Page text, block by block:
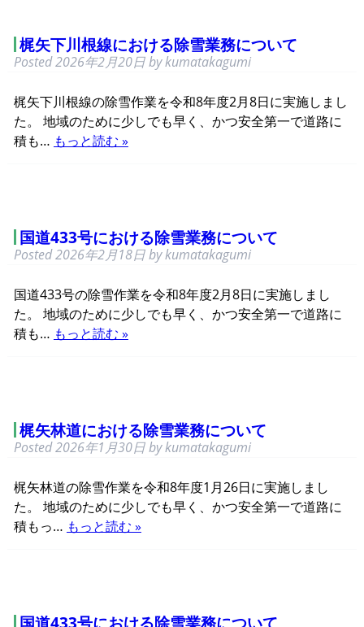
梶矢下川根線における除雪業務について
Posted2026年2月20日bykumatakagumi
梶矢下川根線の除雪作業を令和8年度2月8日に実施しまし
た。 地域のために少しでも早く、かつ安全第一で道路に
積も… もっと読む »
国道433号における除雪業務について
Posted2026年2月18日bykumatakagumi
国道433号の除雪作業を令和8年度2月8日に実施しまし
た。 地域のために少しでも早く、かつ安全第一で道路に
積も… もっと読む »
梶矢林道における除雪業務について
Posted2026年1月30日bykumatakagumi
梶矢林道の除雪作業を令和8年度1月26日に実施しまし
た。 地域のために少しでも早く、かつ安全第一で道路に
積もっ… もっと読む »